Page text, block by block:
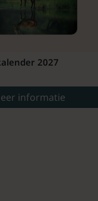
2027
informatie